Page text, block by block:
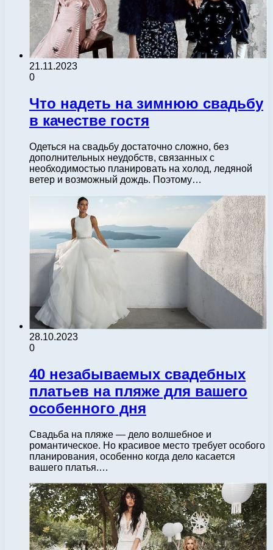
21.11.2023
0
Что надеть на зимнюю свадьбу
в качестве гостя
Одеться на свадьбу достаточно сложно, без
дополнительных неудобств, связанных с
необходимостью планировать на холод, ледяной
ветер и возможный дождь. Поэтому…
28.10.2023
0
40 незабываемых свадебных
платьев на пляже для вашего
особенного дня
Свадьба на пляже — дело волшебное и
романтическое. Но красивое место требует особого
планирования, особенно когда дело касается
вашего платья.…